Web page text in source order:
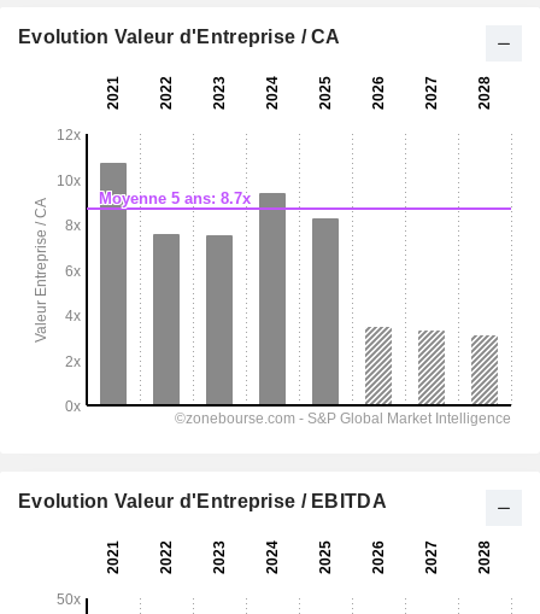
Evolution Valeur d'Entreprise / CA
Evolution Valeur d'Entreprise / EBITDA